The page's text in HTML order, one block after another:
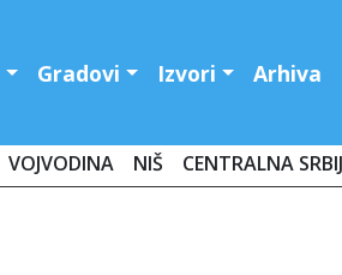
Gradovi Izvori Arhiva
VOJVODINA NIŠ CENTRALNA